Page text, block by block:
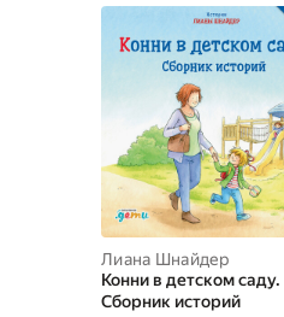
босиком, купаться,
кататься на водном
велосипеде с папой и
мамой, ходить на
экскурсии, есть
мороженое и
Лиана Шнайдер
Конни в детском саду.
Сборник историй